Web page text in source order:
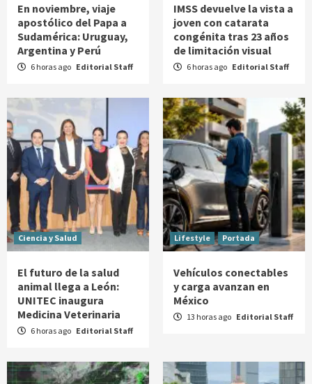
En noviembre, viaje
apostólico del Papa a
Sudamérica: Uruguay,
Argentina y Perú
6 horas ago Editorial Staff
IMSS devuelve la vista a
joven con catarata
congénita tras 23 años
de limitación visual
6 horas ago Editorial Staff
Ciencia y Salud
El futuro de la salud
animal llega a León:
UNITEC inaugura
Medicina Veterinaria
6 horas ago Editorial Staff
Lifestyle Portada
Vehículos conectables
y carga avanzan en
México
13 horas ago Editorial Staff